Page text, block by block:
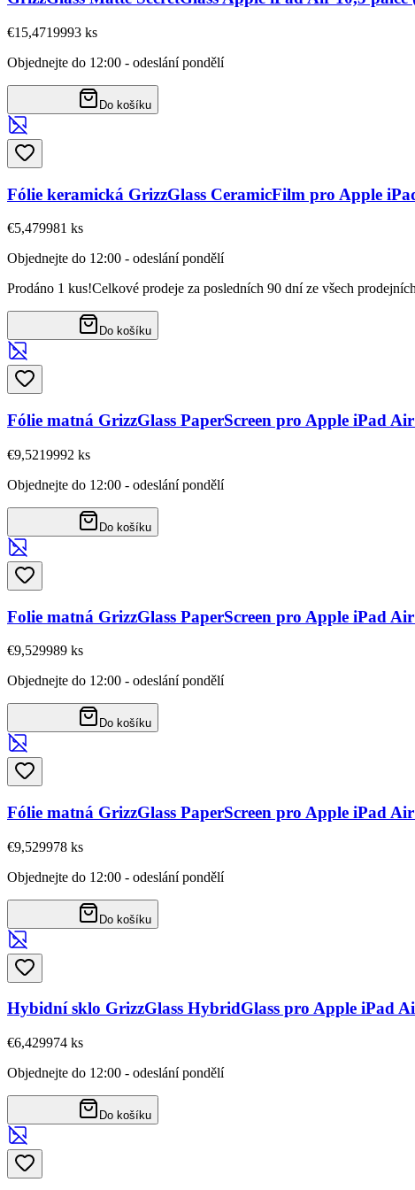
€15,4719993 ks
Objednejte do 12:00 - odeslání pondělí
Do košíku
Fólie keramická GrizzGlass CeramicFilm pro Apple
€5,479981 ks
Objednejte do 12:00 - odeslání pondělí
Prodáno 1 kus!Celkové prodeje za posledních 90 dní ze všech
Do košíku
Fólie matná GrizzGlass PaperScreen pro Apple iPad
€9,5219992 ks
Objednejte do 12:00 - odeslání pondělí
Do košíku
Folie matná GrizzGlass PaperScreen pro Apple iPad
€9,529989 ks
Objednejte do 12:00 - odeslání pondělí
Do košíku
Fólie matná GrizzGlass PaperScreen pro Apple iPad
€9,529978 ks
Objednejte do 12:00 - odeslání pondělí
Do košíku
Hybidní sklo GrizzGlass HybridGlass pro Apple iPad
€6,429974 ks
Objednejte do 12:00 - odeslání pondělí
Do košíku